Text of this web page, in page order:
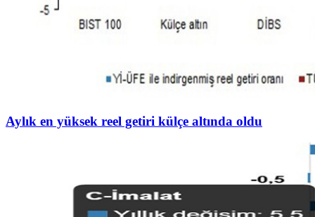
Aylık en yüksek reel getiri külçe altında oldu